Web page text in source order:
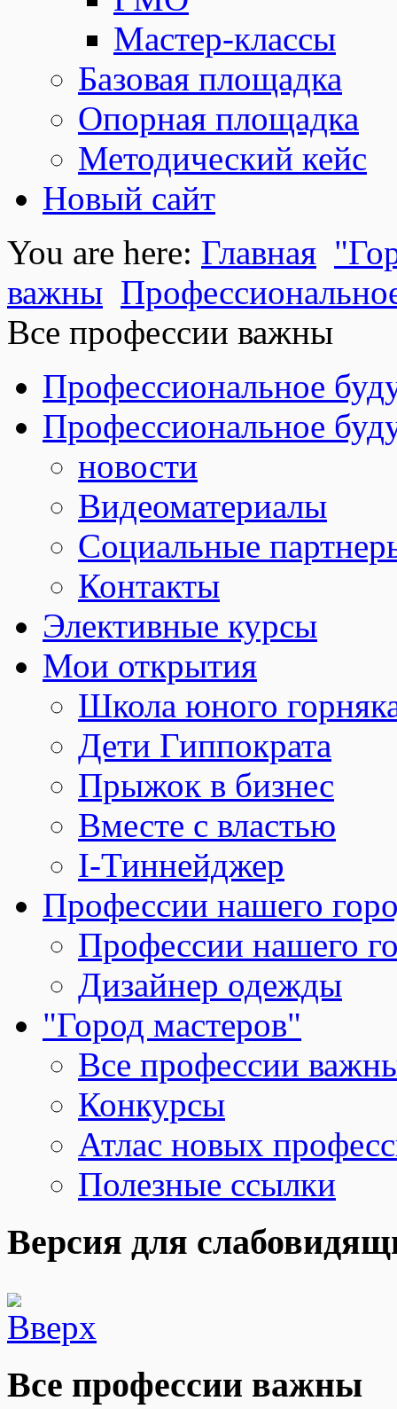
Мастер-классы
Базовая площадка
Опорная площадка
Методический кейс
Новый сайт
You are here: Главная
важны
Все профессии важны
Профессиональное
Профессиональное
новости
Видеоматериалы
Социальные
Контакты
Элективные курсы
Мои открытия
Школа юного
Дети Гиппократа
Прыжок в бизнес
Вместе с властью
I-Тиннейджер
Профессии нашего
Профессии нашего
Дизайнер одежды
"Город мастеров"
Все профессии
Конкурсы
Атлас новых
Полезные ссылки
Версия для
Все профессии важны